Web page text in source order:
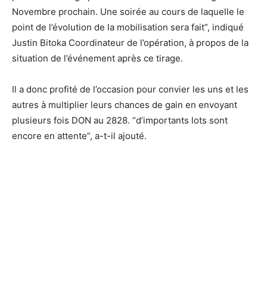
Novembre prochain. Une soirée au cours de laquelle le
point de l’évolution de la mobilisation sera fait”, indiqué
Justin Bitoka Coordinateur de l’opération, à propos de la
situation de l’événement après ce tirage.
Il a donc profité de l’occasion pour convier les uns et les
autres à multiplier leurs chances de gain en envoyant
plusieurs fois DON au 2828. “d’importants lots sont
encore en attente”, a-t-il ajouté.